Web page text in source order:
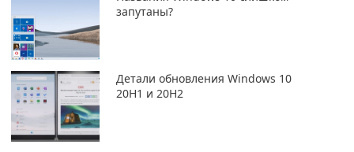
запутаны?
Детали обновления Windows 10
20H1 и 20H2